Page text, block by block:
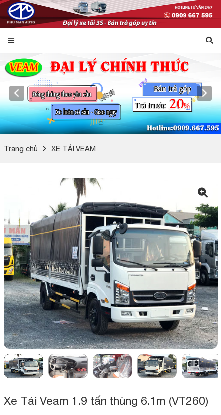
Trang chủ XE TẢI VEAM
Xe Tải Veam 1.9 tấn thùng 6.1m (VT260)